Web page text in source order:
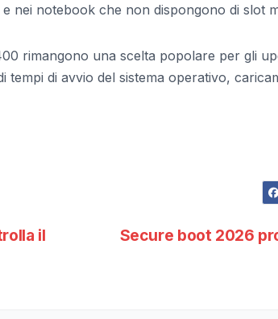
nei notebook che non dispongono di slot
rimangono una scelta popolare per gli
tempi di avvio del sistema operativo,
Secure boot 2026
il